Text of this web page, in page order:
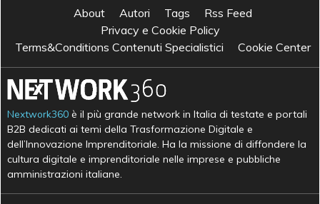
About Autori Tags
Rss Feed
Privacy e Cookie Policy
Terms&Conditions Contenuti Specialistici
Cookie Center
Nextwork360 è il più grande network in Italia di testate e portali
B2B dedicati ai temi della Trasformazione Digitale e
dell’Innovazione Imprenditoriale. Ha la missione di diffondere la
cultura digitale e imprenditoriale nelle imprese e pubbliche
amministrazioni italiane.